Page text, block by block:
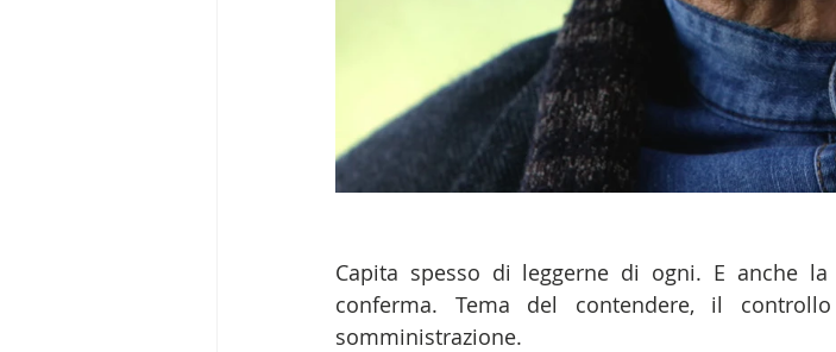
Capita spesso di leggerne di ogni. E anche
conferma. Tema del contendere, il
somministrazione.